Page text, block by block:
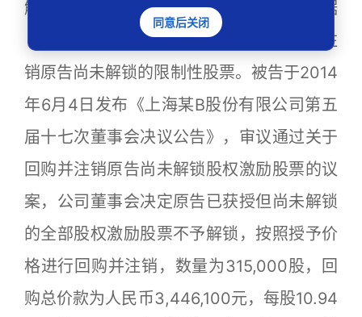
解锁股权激励股票的议案》，董事会依据
《激励计划》规定批准按授予价格回购并注
销原告尚未解锁的限制性股票。被告于2014
年6月4日发布《上海某B股份有限公司第五
届十七次董事会决议公告》，审议通过关于
回购并注销原告尚未解锁股权激励股票的议
案，公司董事会决定原告已获授但尚未解锁
的全部股权激励股票不予解锁，按照授予价
格进行回购并注销，数量为315,000股，回
购总价款为人民币3,446,100元，每股10.94
同意后关闭